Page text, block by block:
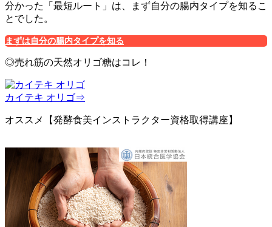
分かった「最短ルート」は、まず自分の腸内タイプを知るこ
とでした。
まずは自分の腸内タイプを知る
◎売れ筋の天然オリゴ糖はコレ！
カイテキ オリゴ⇒
オススメ【発酵食美インストラクター資格取得講座】